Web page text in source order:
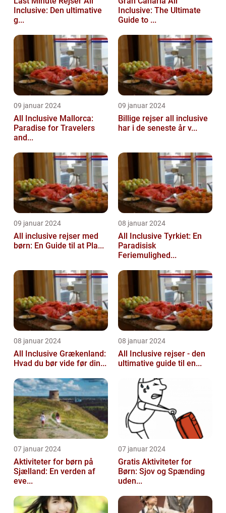
Inclusive: Den ultimative
g...
Inclusive: The Ultimate
Guide to ...
09 januar 2024
All Inclusive Mallorca:
Paradise for Travelers
and...
09 januar 2024
Billige rejser all inclusive
har i de seneste år v...
09 januar 2024
All inclusive rejser med
børn: En Guide til at Pla...
08 januar 2024
All Inclusive Tyrkiet: En
Paradisisk
Feriemulighed...
08 januar 2024
All Inclusive Grækenland:
Hvad du bør vide før din...
08 januar 2024
All Inclusive rejser - den
ultimative guide til en...
07 januar 2024
Aktiviteter for børn på
Sjælland: En verden af
eve...
07 januar 2024
Gratis Aktiviteter for
Børn: Sjov og Spænding
uden...